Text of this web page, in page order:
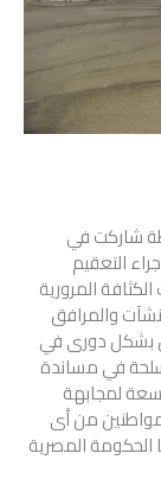
شاركت في
التعقيم
المرورية
والمرافق
بشكل دورى في
في مساندة
لمجابهة
من أى
الحكومة المصرية